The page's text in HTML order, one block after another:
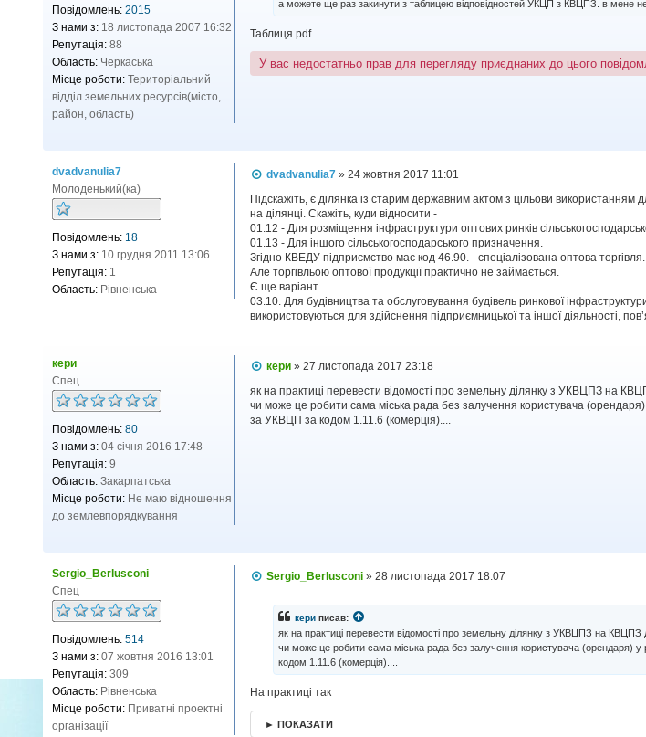
Повідомлень: 2015
З нами з: 18 листопада 2007 16:32
Репутація: 88
Область: Черкаська
Місце роботи: Територіальний
відділ земельних ресурсів(місто,
район, область)
л
е
н
н
а можете ще раз закинути з таблицею відповідностей УКЦП з КВЦПЗ. в мене
Таблиця.pdf
У вас недостатньо прав для перегляду приєднаних до цього
dvadvanulia7
Молоденький(ка)
Повідомлень: 18
З нами з: 10 грудня 2011 13:06
Репутація: 1
Область: Рівненська
П
в
д
о
м
л
е
н
н
я
dvadvanulia7 »24 жовтня 2017 11:01
Підскажіть, є ділянка із старим державним актом з цільови
на ділянці. Скажіть, куди відносити -
01.12 - Для розміщення інфраструктури оптових ринків
01.13 - Для іншого сільськогосподарського призначення.
Згідно КВЕДУ підприємство має код 46.90. - спеціалізована оптова торгівля.
Але торгівльою оптової продукції практично не займається.
Є ще варіант
03.10. Для будівництва та обслуговування будівель ринкової
використовуються для здійснення підприємницької та іншої діяльності,
кери
Спец
Повідомлень: 80
З нами з: 04 січня 2016 17:48
Репутація: 9
Область: Закарпатська
Місце роботи: Не маю відношення
до землевпорядкування
П
в
і
д
кери »27 листопада 2017 23:18
як на практиці перевести відомості про земельну ділянку з УКВЦПЗ на
чи може це робити сама міська рада без залучення користувача
за УКВЦП за кодом 1.11.6 (комерція)....
Sergio_Berlusconi
Спец
Повідомлень: 514
З нами з: 07 жовтня 2016 13:01
Репутація: 309
Область: Рівненська
Місце роботи: Приватні проектні
організації
П
н
Sergio_Berlusconi »28 листопада 2017 18:07
кери писав:
як на практиці перевести відомості про земельну ділянку з УКВЦПЗ на КВЦПЗ
чи може це робити сама міська рада без залучення користувача (орендаря) у
кодом 1.11.6 (комерція)....
На практиці так
► ПОКАЗАТИ